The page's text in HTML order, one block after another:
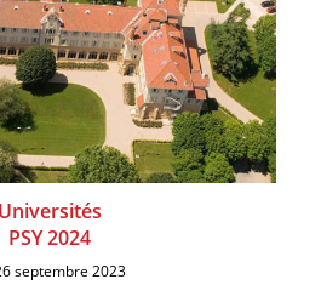
Universités
PSY 2024
septembre 2023